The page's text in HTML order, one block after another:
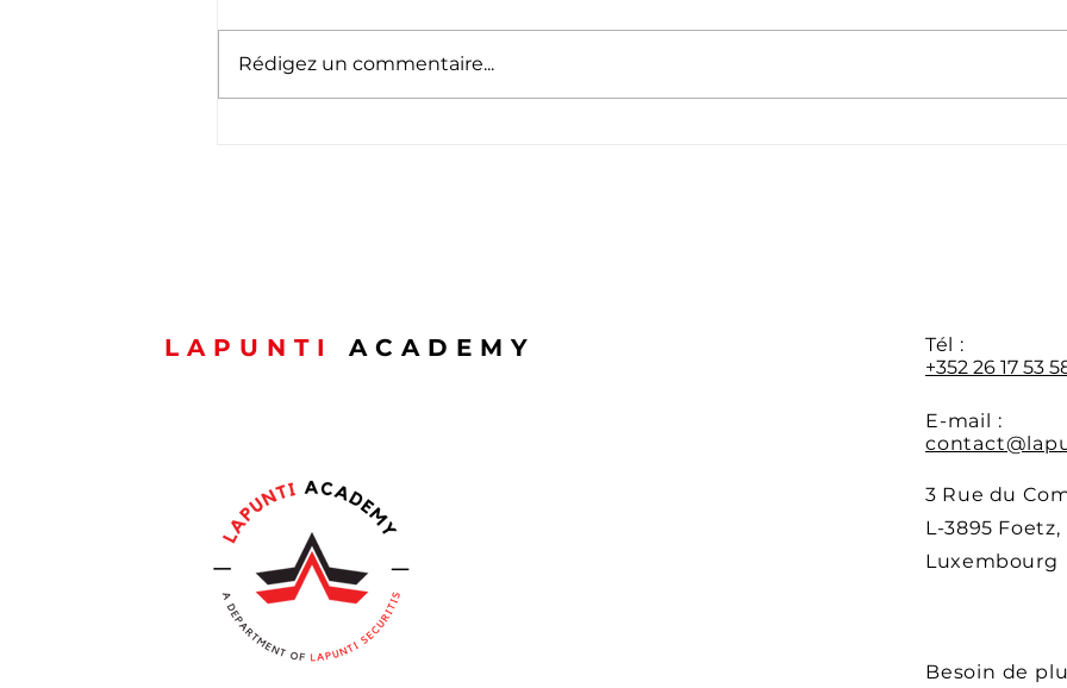
Rédigez un commentaire...
LAPUNTI ACADEMY
Tél :
+352 26 17 53
E-mail :
3 Rue du
L-3895 Foetz,
Luxembourg
Besoin de